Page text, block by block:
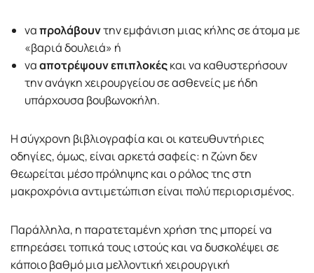
ναπρολάβουντην εμφάνιση μιας κήλης σε άτομα με
«βαριά δουλειά» ή
νααποτρέψουν επιπλοκέςκαι να καθυστερήσουν
την ανάγκη χειρουργείου σε ασθενείς με ήδη
υπάρχουσα βουβωνοκήλη.
Η σύγχρονη βιβλιογραφία και οι κατευθυντήριες
οδηγίες, όμως, είναι αρκετά σαφείς: η ζώνη δεν
θεωρείται μέσο πρόληψης και ο ρόλος της στη
μακροχρόνια αντιμετώπιση είναι πολύ περιορισμένος.
Παράλληλα, η παρατεταμένη χρήση της μπορεί να
επηρεάσει τοπικά τους ιστούς και να δυσκολέψει σε
κάποιο βαθμό μια μελλοντική χειρουργική